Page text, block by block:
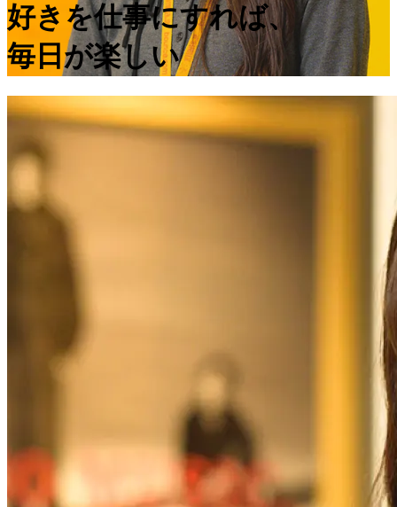
好きを仕事にすれば、
毎日が楽しい